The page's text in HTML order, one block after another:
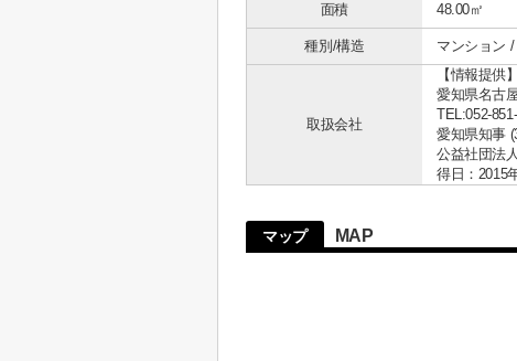
面積 48.00㎡
種別/構造 マンション
取扱会社
【情報提供
愛知県名古
TEL:052-
愛知県知事
公益社団法
得日：2015
マップ MAP